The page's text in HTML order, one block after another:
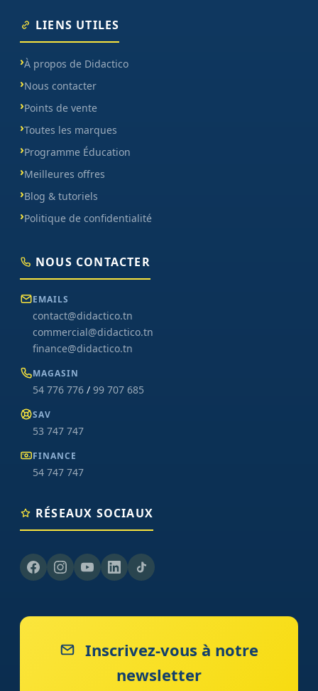
LIENS UTILES
À propos de Didactico
Nous contacter
Points de vente
Toutes les marques
Programme Éducation
Meilleures offres
Blog & tutoriels
Politique de confidentialité
NOUS CONTACTER
EMAILS
contact@didactico.tn
commercial@didactico.tn
finance@didactico.tn
MAGASIN
54 776 776 / 99 707 685
SAV
53 747 747
FINANCE
54 747 747
RÉSEAUX SOCIAUX
Inscrivez-vous à notre
newsletter